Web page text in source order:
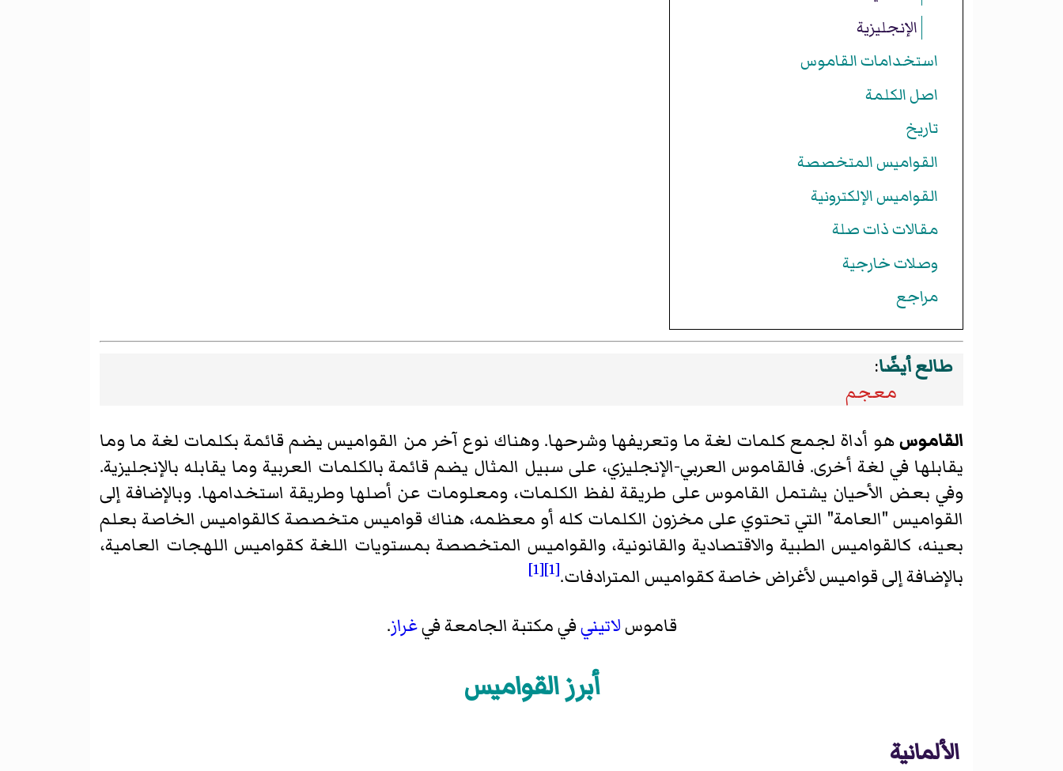
الإنجليزية
استخدامات القاموس
اصل الكلمة
تاريخ
القواميس المتخصصة
القواميس الإلكترونية
مقالات ذات صلة
وصلات خارجية
مراجع
طالع أيضًا:
معجم
القاموسهو أداة لجمع كلمات لغة ما وتعريفها وشرحها. وهناك نوع آخر من القواميس يضم قائمة بكلمات لغة ما وما
يقابلها في لغة أخرى. فالقاموس العربي-الإنجليزي، على سبيل المثال يضم قائمة بالكلمات العربية وما يقابله بالإنجليزية.
وفي بعض الأحيان يشتمل القاموس على طريقة لفظ الكلمات، ومعلومات عن أصلها وطريقة استخدامها. وبالإضافة إلى
القواميس "العامة" التي تحتوي على مخزون الكلمات كله أو معظمه، هناك قواميس متخصصة كالقواميس الخاصة بعلم
بعينه، كالقواميس الطبية والاقتصادية والقانونية، والقواميس المتخصصة بمستويات اللغة كقواميس اللهجات العامية،
بالإضافة إلى قواميس لأغراض خاصة كقواميس المترادفات.[1]
[1]
قاموسلاتينيفي مكتبة الجامعة فيغراز.
أبرز القواميس
الألمانية